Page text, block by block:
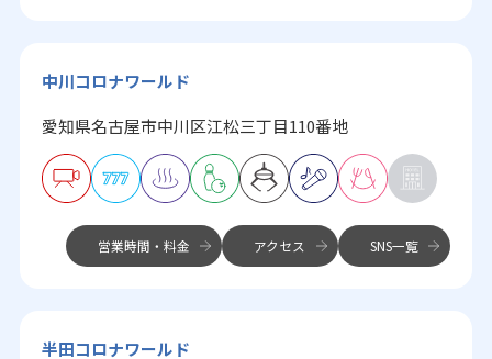
中川コロナワールド
愛知県名古屋市中川区江松三丁目110番地
営業時間・料金 アクセス SNS一覧
半田コロナワールド